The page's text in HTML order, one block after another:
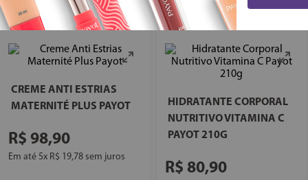
CREME ANTI ESTRIAS
MATERNITÉ PLUS PAYOT
R$ 98,90
Em até 5x R$ 19,78 sem juros
HIDRATANTE CORPORAL
NUTRITIVO VITAMINA C
PAYOT 210G
R$ 80,90